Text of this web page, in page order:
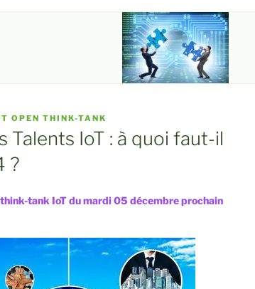
OPEN THINK-TANK
Talents IoT : à quoi faut-il
?
tank IoT du mardi 05 décembre prochain